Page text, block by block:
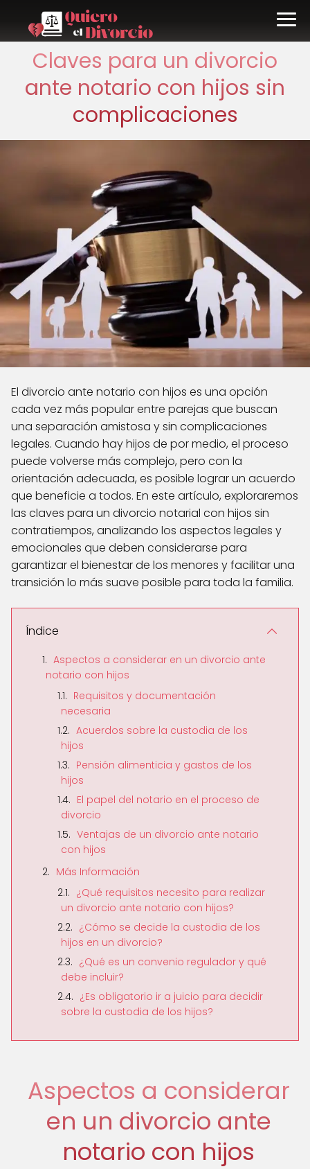
Claves para un divorcio
ante notario con hijos sin
complicaciones
El divorcio ante notario con hijos es una opción
cada vez más popular entre parejas que buscan
una separación amistosa y sin complicaciones
legales. Cuando hay hijos de por medio, el proceso
puede volverse más complejo, pero con la
orientación adecuada, es posible lograr un acuerdo
que beneficie a todos. En este artículo, exploraremos
las claves para un divorcio notarial con hijos sin
contratiempos, analizando los aspectos legales y
emocionales que deben considerarse para
garantizar el bienestar de los menores y facilitar una
transición lo más suave posible para toda la familia.
Índice
Aspectos a considerar en un divorcio ante
notario con hijos
Requisitos y documentación
necesaria
Acuerdos sobre la custodia de los
hijos
Pensión alimenticia y gastos de los
hijos
El papel del notario en el proceso de
divorcio
Ventajas de un divorcio ante notario
con hijos
Más Información
¿Qué requisitos necesito para realizar
un divorcio ante notario con hijos?
¿Cómo se decide la custodia de los
hijos en un divorcio?
¿Qué es un convenio regulador y qué
debe incluir?
¿Es obligatorio ir a juicio para decidir
sobre la custodia de los hijos?
Aspectos a considerar
en un divorcio ante
notario con hijos